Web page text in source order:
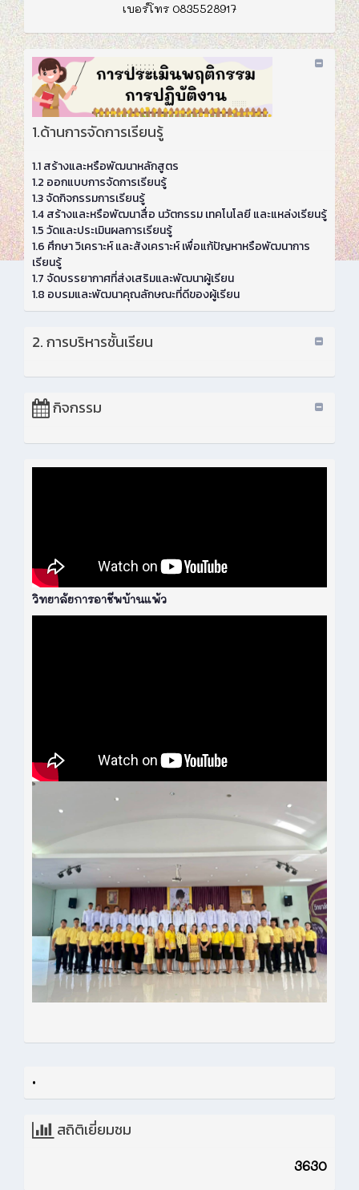
เบอร์โทร 0835528917
1.ด้านการจัดการเรียนรู้
1.1 สร้างและหรือพัฒนาหลักสูตร
1.2 ออกแบบการจัดการเรียนรู้
1.3 จัดกิจกรรมการเรียนรู้
1.4 สร้างและหรือพัฒนาสื่อ นวัตกรรม เทคโนโลยี และแหล่งเรียนรู้
1.5 วัดและประเมินผลการเรียนรู้
1.6 ศึกษา วิเคราะห์ และสังเคราะห์ เพื่อแก้ปัญหาหรือพัฒนาการ
เรียนรู้
1.7 จัดบรรยากาศที่ส่งเสริมและพัฒนาผู้เรียน
1.8 อบรมและพัฒนาคุณลักษณะที่ดีของผู้เรียน
2. การบริหารชั้นเรียน
กิจกรรม
วิทยาลัยการอาชีพบ้านแพ้ว
•
สถิติเยี่ยมชม
3630